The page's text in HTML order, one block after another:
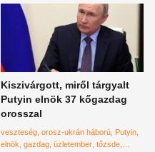
Kiszivárgott, miről tárgyalt
Putyin elnök 37 kőgazdag
orosszal
veszteség orosz-ukrán háború Putyin
elnök gazdag üzletember tőzsde